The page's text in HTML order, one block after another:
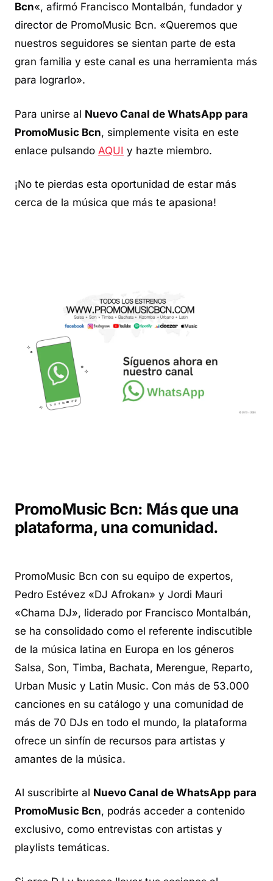
Bcn«, afirmó Francisco Montalbán, fundador y
director de PromoMusic Bcn. «Queremos que
nuestros seguidores se sientan parte de esta
gran familia y este canal es una herramienta más
para lograrlo».
Para unirse al Nuevo Canal de WhatsApp para
PromoMusic Bcn, simplemente visita en este
enlace pulsando AQUI y hazte miembro.
¡No te pierdas esta oportunidad de estar más
cerca de la música que más te apasiona!
PromoMusic Bcn: Más que una
plataforma, una comunidad.
PromoMusic Bcn con su equipo de expertos,
Pedro Estévez «DJ Afrokan» y Jordi Mauri
«Chama DJ», liderado por Francisco Montalbán,
se ha consolidado como el referente indiscutible
de la música latina en Europa en los géneros
Salsa, Son, Timba, Bachata, Merengue, Reparto,
Urban Music y Latin Music. Con más de 53.000
canciones en su catálogo y una comunidad de
más de 70 DJs en todo el mundo, la plataforma
ofrece un sinfín de recursos para artistas y
amantes de la música.
Al suscribirte al Nuevo Canal de WhatsApp para
PromoMusic Bcn, podrás acceder a contenido
exclusivo, como entrevistas con artistas y
playlists temáticas.